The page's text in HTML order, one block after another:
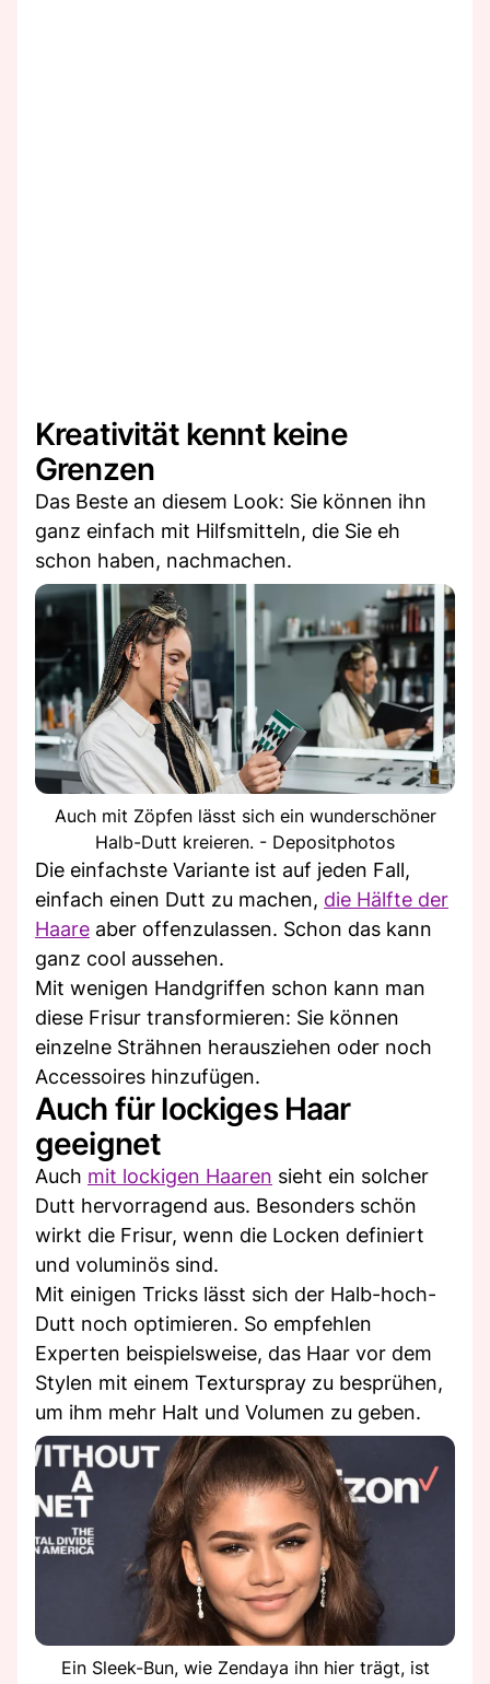
Kreativität kennt keine
Grenzen
Das Beste an diesem Look: Sie können ihn
ganz einfach mit Hilfsmitteln, die Sie eh
schon haben, nachmachen.
Auch mit Zöpfen lässt sich ein wunderschöner
Halb-Dutt kreieren. - Depositphotos
Die einfachste Variante ist auf jeden Fall,
einfach einen Dutt zu machen, die Hälfte der
Haare aber offenzulassen. Schon das kann
ganz cool aussehen.
Mit wenigen Handgriffen schon kann man
diese Frisur transformieren: Sie können
einzelne Strähnen herausziehen oder noch
Accessoires hinzufügen.
Auch für lockiges Haar
geeignet
Auch mit lockigen Haaren sieht ein solcher
Dutt hervorragend aus. Besonders schön
wirkt die Frisur, wenn die Locken definiert
und voluminös sind.
Mit einigen Tricks lässt sich der Halb-hoch-
Dutt noch optimieren. So empfehlen
Experten beispielsweise, das Haar vor dem
Stylen mit einem Texturspray zu besprühen,
um ihm mehr Halt und Volumen zu geben.
Ein Sleek-Bun, wie Zendaya ihn hier trägt, ist